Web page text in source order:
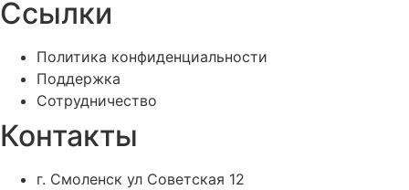
Ссылки
Политика конфиденциальности
Поддержка
Сотрудничество
Контакты
г. Смоленск ул Советская 12